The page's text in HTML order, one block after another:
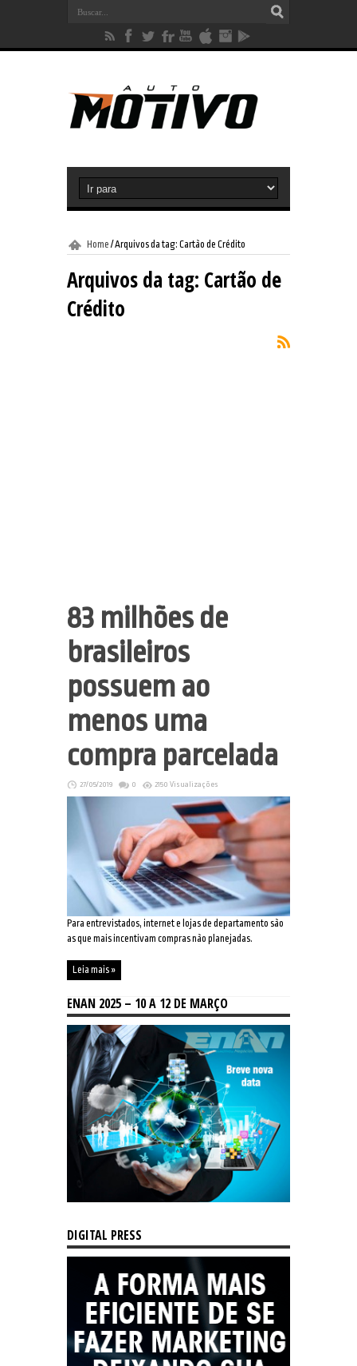
Home /Arquivos da tag: Cartão de Crédito
Arquivos da tag: Cartão de
Crédito
83 milhões de
brasileiros
possuem ao
menos uma
compra parcelada
27/05/2019 0 2150 Visualizações
Para entrevistados, internet e lojas de departamento são
as que mais incentivam compras não planejadas.
Leia mais »
ENAN 2025 – 10 A 12 DE MARÇO
DIGITAL PRESS